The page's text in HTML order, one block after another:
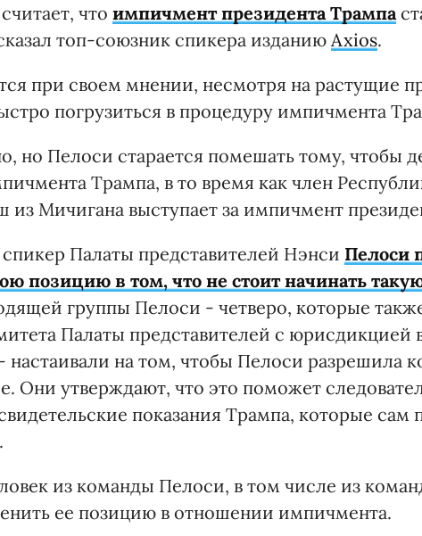
что импичмент президента Трампа
топ-союзник спикера изданию Axios.
при своем мнении, несмотря на растущие
погрузиться в процедуру импичмента
но Пелоси старается помешать тому, чтобы
Трампа, в то время как член
из Мичигана выступает за импичмент
Палаты представителей Нэнси Пелоси
позицию в том, что не стоит начинать
группы Пелоси - четверо, которые
Палаты представителей с юрисдикцией
на том, чтобы Пелоси разрешила
Они утверждают, что это поможет
показания Трампа, которые сам
из команды Пелоси, в том числе из
ее позицию в отношении импичмента.